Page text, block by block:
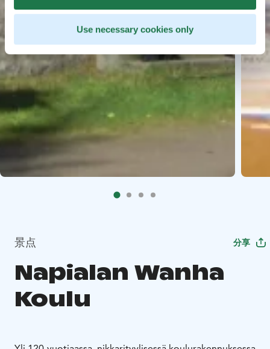
Use necessary cookies only
景点 分享
Napialan Wanha
Koulu